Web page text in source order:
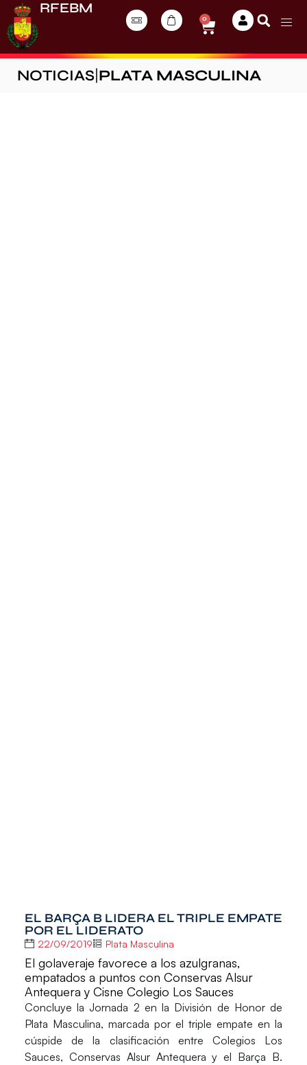
RFEBM
0
NOTICIAS PLATA MASCULINA
EL BARÇA B LIDERA EL TRIPLE EMPATE
POR EL LIDERATO
22/09/2019 Plata Masculina
El golaveraje favorece a los azulgranas,
empatados a puntos con Conservas Alsur
Antequera y Cisne Colegio Los Sauces
Concluye laJornada 2 en la División de Honor de
Plata Masculina, marcada por el triple empate en la
cúspide de la clasificación entre Colegios Los
Sauces, Conservas Alsur Antequera y el Barça B.